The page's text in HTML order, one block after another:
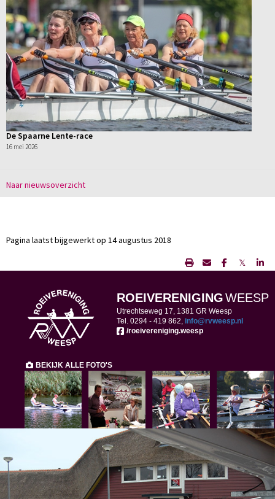
De Spaarne Lente-race
16 mei 2026
Naar nieuwsoverzicht
Pagina laatst bijgewerkt op 14 augustus 2018
𝕏
ROEIVERENIGINGWEESP
Utrechtseweg 17, 1381 GR Weesp
Tel. 0294 - 419 862, ofni@rvweesp.nl
/roeivereniging.weesp
BEKIJK ALLE FOTO'S